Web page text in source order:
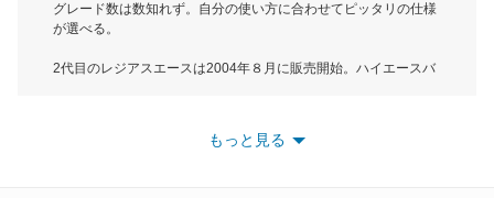
グレード数は数知れず。自分の使い方に合わせてピッタリの仕様
が選べる。
2代目のレジアスエースは2004年８月に販売開始。ハイエースバ
が行われている。2013年11月のマイナーチェンジでは、ヘッド
もっと見る